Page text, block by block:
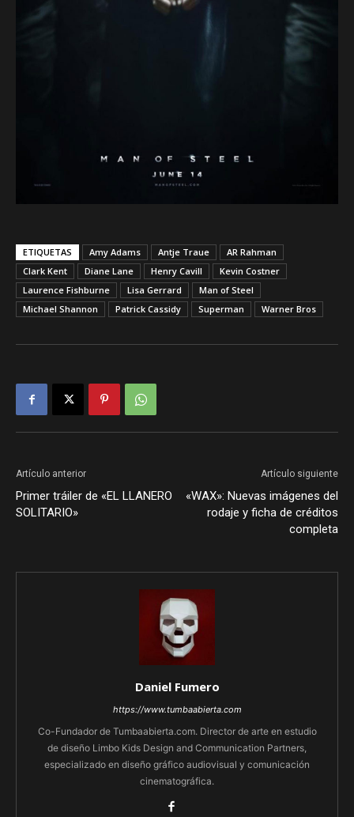
ETIQUETAS Amy Adams Antje Traue
AR Rahman
Clark Kent
Diane Lane Henry Cavill
Kevin Costner
Laurence Fishburne
Lisa Gerrard
Man of Steel
Michael Shannon
Patrick Cassidy Superman Warner Bros
Artículo anterior
Primer tráiler de «EL LLANERO
SOLITARIO»
Artículo siguiente
«WAX»: Nuevas imágenes del
rodaje y ficha de créditos
completa
Daniel Fumero
https://www.tumbaabierta.com
Co-Fundador de Tumbaabierta.com. Director de arte en estudio
de diseño Limbo Kids Design and Communication Partners,
especializado en diseño gráfico audiovisual y comunicación
cinematográfica.